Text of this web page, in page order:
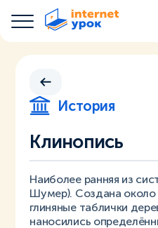
История
Клинопись
Наиболее ранняя из
Шумер). Создана около
глиняные таблички
наносились